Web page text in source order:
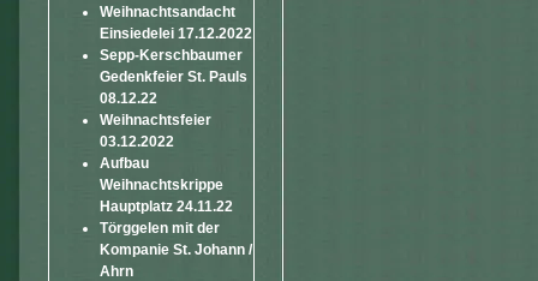
Weihnachtsandacht
Einsiedelei 17.12.2022
Sepp-Kerschbaumer
Gedenkfeier St. Pauls
08.12.22
Weihnachtsfeier
03.12.2022
Aufbau
Weihnachtskrippe
Hauptplatz 24.11.22
Törggelen mit der
Kompanie St. Johann /
Ahrn